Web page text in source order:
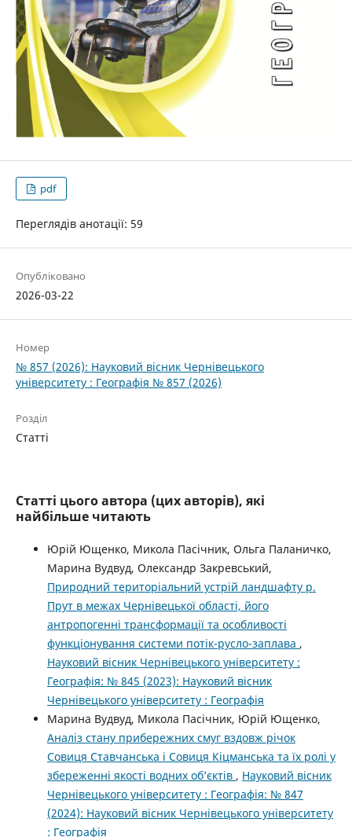
pdf
Переглядів анотації: 59
Опубліковано
2026-03-22
Номер
№ 857 (2026): Науковий вісник Чернівецького
університету : Географія № 857 (2026)
Розділ
Статті
Статті цього автора (цих авторів), які
найбільше читають
Юрій Ющенко, Микола Пасічник, Ольга Паланичко,
Марина Вудвуд, Олександр Закревський,
Природний територіальний устрій ландшафту р.
Прут в межах Чернівецької області, його
антропогенні трансформації та особливості
функціонування системи потік-русло-заплава ,
Науковий вісник Чернівецького університету :
Географія: № 845 (2023): Науковий вісник
Чернівецького університету : Географія
Марина Вудвуд, Микола Пасічник, Юрій Ющенко,
Аналіз стану прибережних смуг вздовж річок
Совиця Ставчанська і Совиця Кіцманська та їх ролі у
збереженні якості водних об’єктів , Науковий вісник
Чернівецького університету : Географія: № 847
(2024): Науковий вісник Чернівецького університету
: Географія